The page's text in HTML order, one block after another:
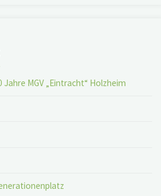
MGV „Eintracht“ Holzheim